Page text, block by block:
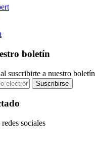
boletín
suscribirte a nuestro boletín
Suscribirse
sociales